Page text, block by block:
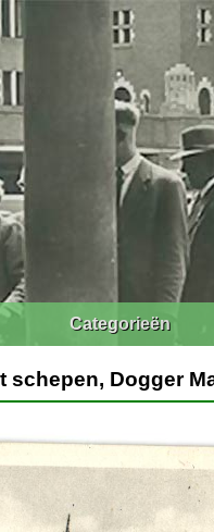
Categorieën
schepen, Dogger